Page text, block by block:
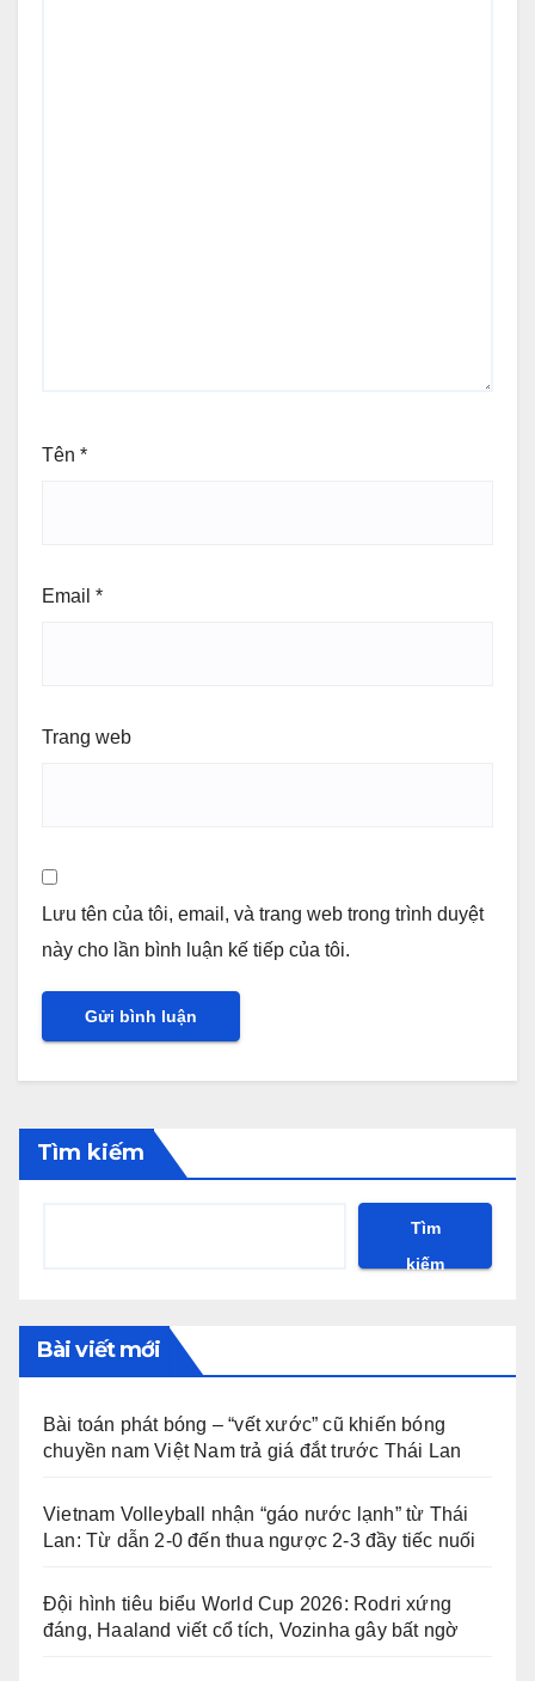
Tên *
Email *
Trang web
Lưu tên của tôi, email, và trang web trong trình duyệt
này cho lần bình luận kế tiếp của tôi.
Tìm kiếm
Tìm
kiếm
Bài viết mới
Bài toán phát bóng – “vết xước” cũ khiến bóng
chuyền nam Việt Nam trả giá đắt trước Thái Lan
Vietnam Volleyball nhận “gáo nước lạnh” từ Thái
Lan: Từ dẫn 2-0 đến thua ngược 2-3 đầy tiếc nuối
Đội hình tiêu biểu World Cup 2026: Rodri xứng
đáng, Haaland viết cổ tích, Vozinha gây bất ngờ